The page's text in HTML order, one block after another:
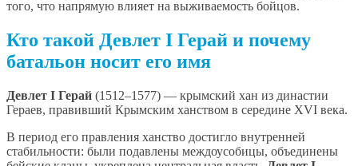
того, что напрямую влияет на выживаемость бойцов.
Кто такой Девлет I Герай и почему
батальон носит его имя
Девлет I Герай (1512–1577) — крымский хан из династии
Гераев, правивший Крымским ханством в середине XVI века.
В период его правления ханство достигло внутренней
стабильности: были подавлены междоусобицы, объединены